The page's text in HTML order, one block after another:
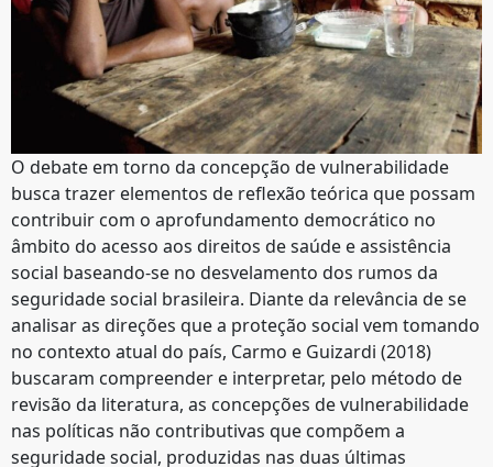
O debate em torno da concepção de vulnerabilidade
busca trazer elementos de reflexão teórica que possam
contribuir com o aprofundamento democrático no
âmbito do acesso aos direitos de saúde e assistência
social baseando-se no desvelamento dos rumos da
seguridade social brasileira. Diante da relevância de se
analisar as direções que a proteção social vem tomando
no contexto atual do país, Carmo e Guizardi (2018)
buscaram compreender e interpretar, pelo método de
revisão da literatura, as concepções de vulnerabilidade
nas políticas não contributivas que compõem a
seguridade social, produzidas nas duas últimas